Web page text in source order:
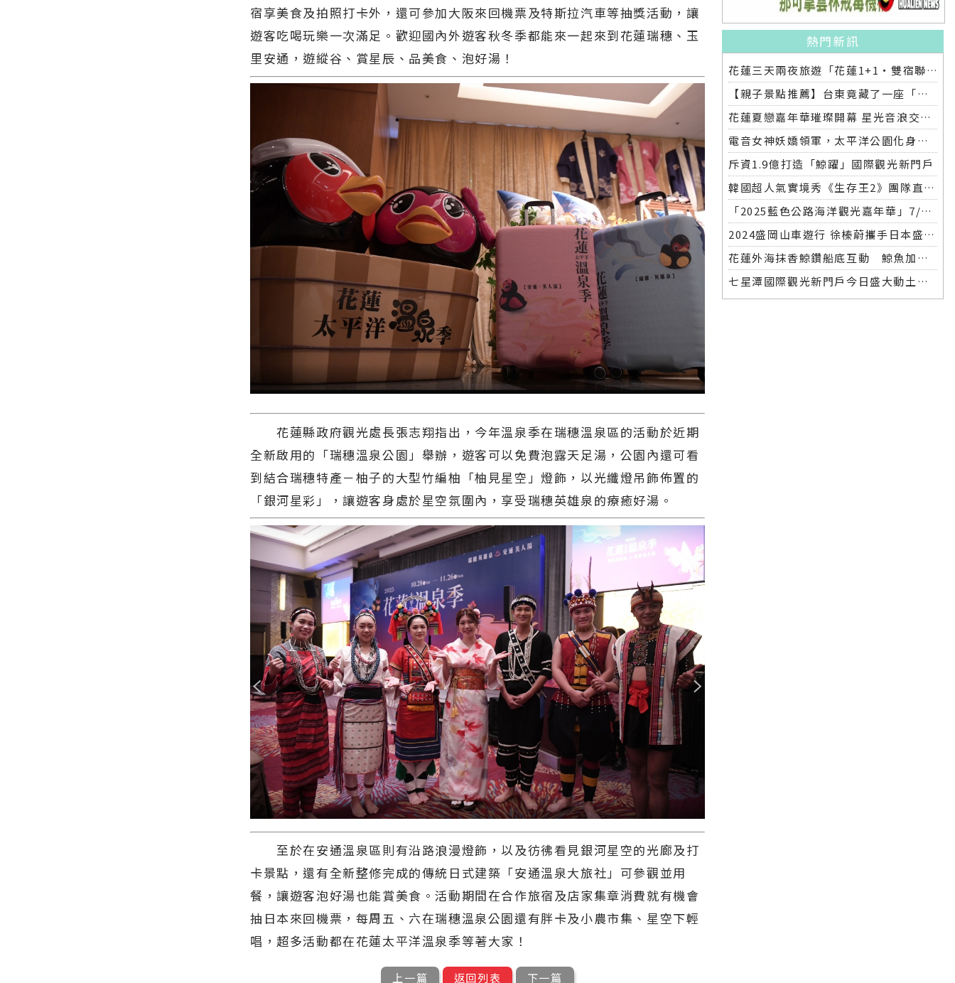
宿享美食及拍照打卡外，還可參加大阪來回機票及特斯拉汽車等抽獎活動，讓
遊客吃喝玩樂一次滿足。歡迎國內外遊客秋冬季都能來一起來到花蓮瑞穗、玉
里安通，遊縱谷、賞星辰、品美食、泡好湯！
花蓮縣政府觀光處長張志翔指出，今年溫泉季在瑞穗溫泉區的活動於近期
全新啟用的「瑞穗溫泉公園」舉辦，遊客可以免費泡露天足湯，公園內還可看
到結合瑞穗特產－柚子的大型竹編柚「柚見星空」燈飾，以光纖燈吊飾佈置的
「銀河星彩」，讓遊客身處於星空氛圍內，享受瑞穗英雄泉的療癒好湯。
至於在安通溫泉區則有沿路浪漫燈飾，以及彷彿看見銀河星空的光廊及打
卡景點，還有全新整修完成的傳統日式建築「安通溫泉大旅社」可參觀並用
餐，讓遊客泡好湯也能賞美食。活動期間在合作旅宿及店家集章消費就有機會
抽日本來回機票，每周五、六在瑞穗溫泉公園還有胖卡及小農市集、星空下輕
唱，超多活動都在花蓮太平洋溫泉季等著大家！
上一篇 返回列表 下一篇
熱門新訊
花蓮三天兩夜旅遊「花蓮1+1‧雙宿聯名住房專案」好評加碼 即日起延長至2025年底
【親子景點推薦】台東竟藏了一座「童話公園」！花鹿米開箱❤️孩子放電，爸媽放鬆，我們都快搬來了
花蓮夏戀嘉年華璀璨開幕 星光音浪交織引爆六日狂歡
電音女神妖嬌領軍，太平洋公園化身全台最潮走春熱點
斥資1.9億打造「鯨躍」國際觀光新門戶
韓國超人氣實境秀《生存王2》團隊直飛花蓮拍攝 縣長徐榛蔚:讓全世界知道花蓮有多美!
「2025藍色公路海洋觀光嘉年華」7/25啟航 基隆－花蓮藍色公路試辦航班熱情登場
2024盛岡山車遊行 徐榛蔚攜手日本盛岡市團隊為花蓮祈福加油
花蓮外海抹香鯨鑽船底互動 鯨魚加海豚奇景連日上演
七星潭國際觀光新門戶今日盛大動土鯨躍意象建築預計明年八月完工